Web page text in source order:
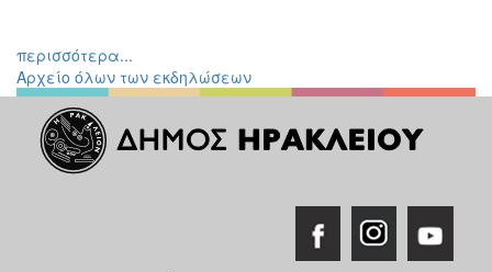
Άλλες
Εκδηλώσεις
περισσότερα...
Αρχείο όλων των εκδηλώσεων